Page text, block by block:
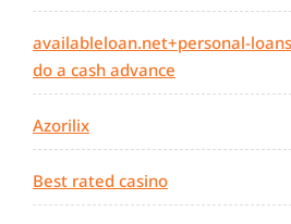
availableloan.net+personal-
do a cash advance
Azorilix
Best rated casino